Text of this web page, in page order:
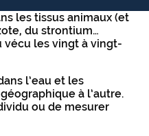
les tissus animaux (et
du strontium…
vécu les vingt à vingt-
l’eau et les
à l’autre.
ou de mesurer